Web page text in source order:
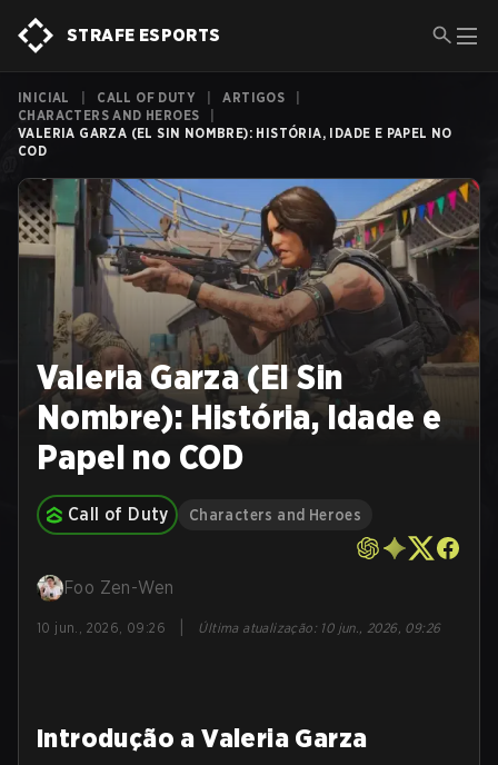
STRAFE ESPORTS
INICIAL CALL OF DUTY ARTIGOS
CHARACTERS AND HEROES
VALERIA GARZA (EL SIN NOMBRE): HISTÓRIA, IDADE E PAPEL NO
COD
Valeria Garza (El Sin
Nombre): História, Idade e
Papel no COD
Call of Duty Characters and Heroes
Foo Zen-Wen
10 jun., 2026, 09:26 Última atualização: 10 jun., 2026, 09:26
Introdução a Valeria Garza